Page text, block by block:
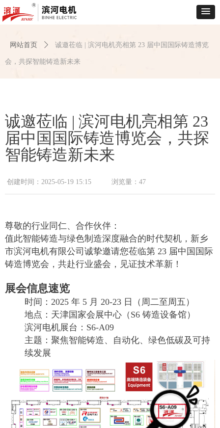
诚邀莅临 | 滨河电机亮相第 23
届中国国际铸造博览会，共探
智能铸造新未来
尊敬的行业同仁、合作伙伴：
值此智能铸造与绿色制造深度融合的时代契机，新乡
市滨河电机有限公司诚挚邀请您莅临第 23 届中国国际
铸造博览会，共赴行业盛会，见证技术革新！
展会信息速览
时间：2025 年 5 月 20-23 日（周二至周五）
地点：天津国家会展中心（S6 铸造设备馆）
滨河电机展台：S6-A09
主题：聚焦智能铸造、自动化、绿色低碳及可持
续发展
创建时间： 2025-05-19 15:15 浏览量： 47
网站首页 ꄲ 诚邀莅临 | 滨河电机亮相第 23 届中国国际铸造博览
会，共探智能铸造新未来